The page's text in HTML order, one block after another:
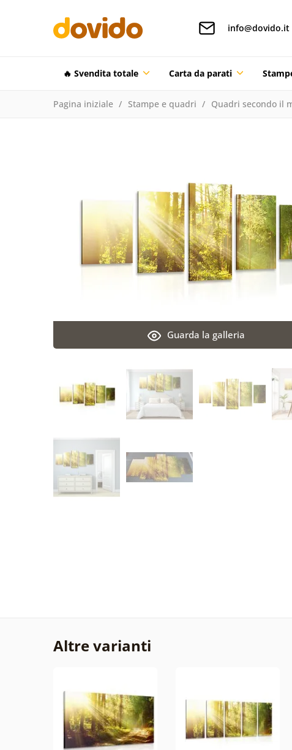
info@dovido.it
🔥 Svendita totale Carta da parati
Pagina iniziale Stampe e quadri Quadri secondo il
Guarda la galleria
Altre varianti